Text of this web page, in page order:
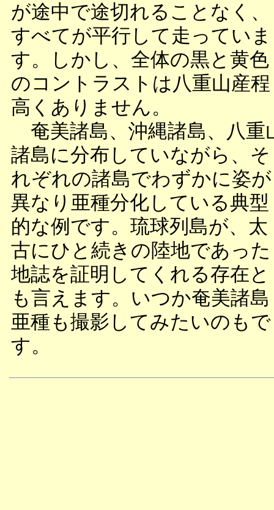
が途中で途切れることなく、
すべてが平行して走っていま
す。しかし、全体の黒と黄色
のコントラストは八重山産程
高くありません。
奄美諸島、沖縄諸島、八重
諸島に分布していながら、そ
れぞれの諸島でわずかに姿が
異なり亜種分化している典型
的な例です。琉球列島が、太
古にひと続きの陸地であった
地誌を証明してくれる存在と
も言えます。いつか奄美諸島
亜種も撮影してみたいのもで
す。